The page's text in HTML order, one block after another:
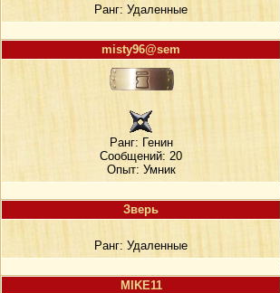
Ранг: Удаленные
misty96@sem
Ранг: Генин
Сообщений: 20
Опыт: Умник
Зверь
Ранг: Удаленные
MIKE11